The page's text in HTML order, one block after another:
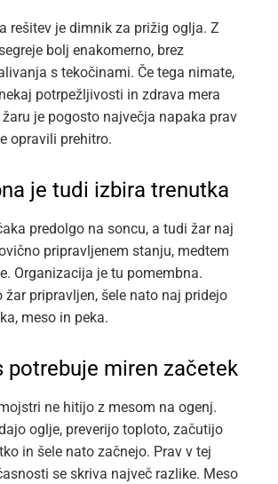
rešitev je dimnik za prižig oglja. Z
bolj enakomerno, brez
s tekočinami. Če tega nimate,
potrpežljivosti in zdrava mera
je pogosto največja napaka prav
opravili prehitro.
je tudi izbira trenutka
predolgo na soncu, a tudi žar naj
pripravljenem stanju, medtem
Organizacija je tu pomembna.
žar pripravljen, šele nato naj pridejo
meso in peka.
potrebuje miren začetek
ne hitijo z mesom na ogenj.
oglje, preverijo toploto, začutijo
in šele nato začnejo. Prav v tej
se skriva največ razlike. Meso